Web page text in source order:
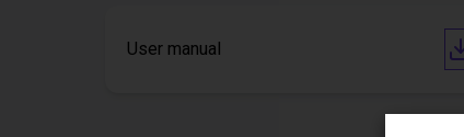
User manual